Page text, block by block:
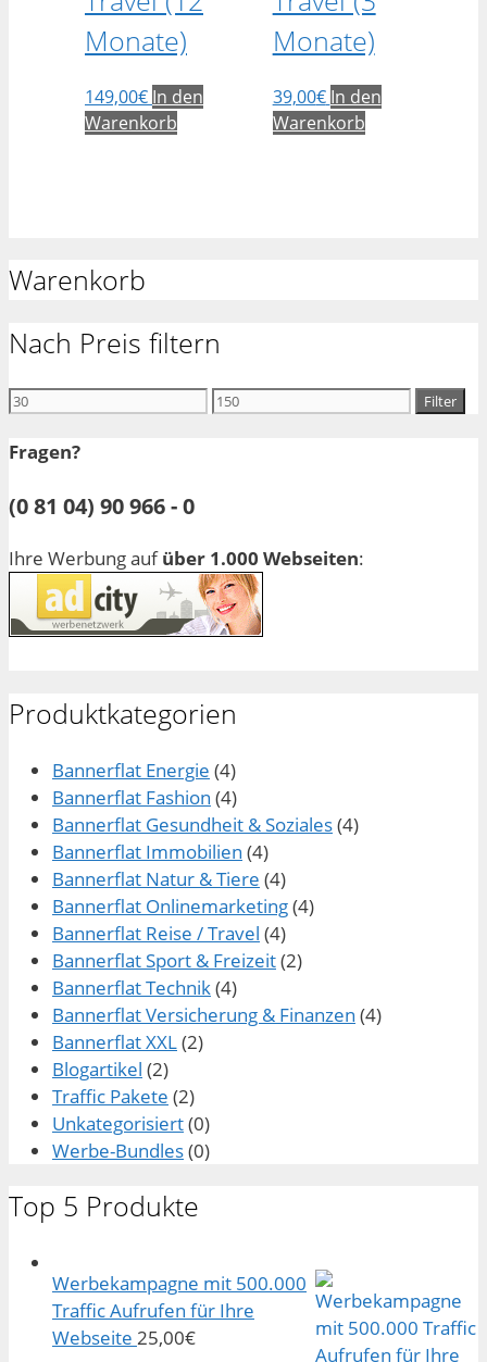
Monate)
149,00€ In den
Warenkorb
Monate)
39,00€ In den
Warenkorb
Warenkorb
Nach Preis filtern
Min.
Max.
Filter
Fragen?
(0 81 04) 90 966 - 0
Ihre Werbung aufüber 1.000 Webseiten:
Produktkategorien
Bannerflat Energie (4)
Bannerflat Fashion (4)
Bannerflat Gesundheit & Soziales(4)
Bannerflat Immobilien (4)
Bannerflat Natur & Tiere (4)
Bannerflat Onlinemarketing(4)
Bannerflat Reise / Travel (4)
Bannerflat Sport & Freizeit(2)
Bannerflat Technik(4)
Bannerflat Versicherung & Finanzen (4)
Bannerflat XXL(2)
Blogartikel (2)
Traffic Pakete (2)
Unkategorisiert(0)
Werbe-Bundles(0)
Top 5 Produkte
Werbekampagne mit 500.000
Traffic Aufrufen für Ihre
Webseite 25,00€